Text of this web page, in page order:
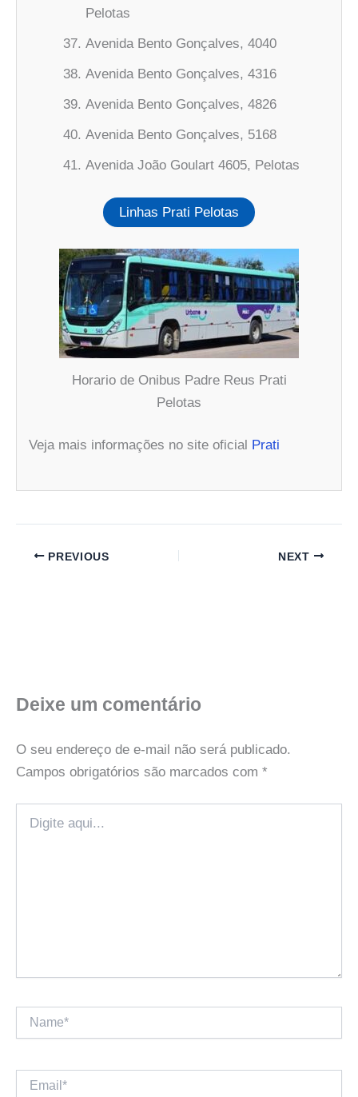
Pelotas
Avenida Bento Gonçalves, 4040
Avenida Bento Gonçalves, 4316
Avenida Bento Gonçalves, 4826
Avenida Bento Gonçalves, 5168
Avenida João Goulart 4605, Pelotas
Linhas Prati Pelotas
Horario de Onibus Padre Reus Prati
Pelotas
Veja mais informações no site oficial Prati
PREVIOUS NEXT
Deixe um comentário
O seu endereço de e-mail não será publicado.
Campos obrigatórios são marcados com *
aqui...
Email*